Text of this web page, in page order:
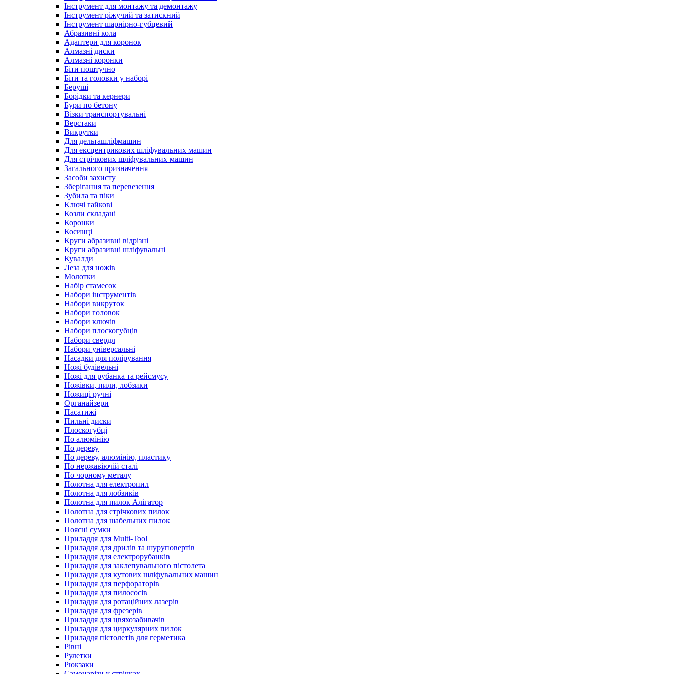
Інструмент для монтажу та демонтажу
Інструмент ріжучий та затискний
Інструмент шарнірно-губцевий
Абразивні кола
Адаптери для коронок
Алмазні диски
Алмазні коронки
Біти поштучно
Біти та головки у наборі
Беруші
Борідки та кернери
Бури по бетону
Візки транспортувальні
Верстаки
Викрутки
Для дельташліфмашин
Для ексцентрикових шліфувальних машин
Для стрічкових шліфувальних машин
Загального призначення
Засоби захисту
Зберігання та перевезення
Зубила та піки
Ключі гайкові
Козли складані
Коронки
Косинці
Круги абразивні відрізні
Круги абразивні шліфувальні
Кувалди
Леза для ножів
Молотки
Набір стамесок
Набори інструментів
Набори викруток
Набори головок
Набори ключів
Набори плоскогубців
Набори свердл
Набори універсальні
Насадки для полірування
Ножі будівельні
Ножі для рубанка та рейсмусу
Ножівки, пили, лобзики
Ножиці ручні
Органайзери
Пасатижі
Пильні диски
Плоскогубці
По алюмінію
По дереву
По дереву, алюмінію, пластику
По нержавіючій сталі
По чорному металу
Полотна для електропил
Полотна для лобзиків
Полотна для пилок Алігатор
Полотна для стрічкових пилок
Полотна для шабельних пилок
Поясні сумки
Приладдя для Multi-Tool
Приладдя для дрилів та шуруповертів
Приладдя для електрорубанків
Приладдя для заклепувального пістолета
Приладдя для кутових шліфувальних машин
Приладдя для перфораторів
Приладдя для пилососів
Приладдя для ротаційних лазерів
Приладдя для фрезерів
Приладдя для цвяхозабивачів
Приладдя для циркулярних пилок
Приладдя пістолетів для герметика
Рівні
Рулетки
Рюкзаки